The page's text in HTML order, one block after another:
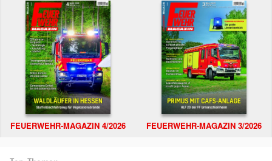
FEUERWEHR-MAGAZIN 4/2026 FEUERWEHR-MAGAZIN 3/2026